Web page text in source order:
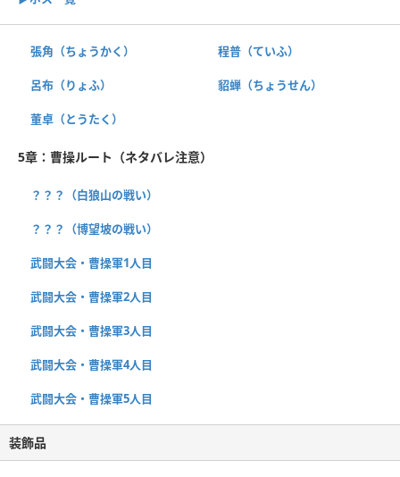
張角（ちょうかく） 程普（ていふ）
呂布（りょふ） 貂蝉（ちょうせん）
董卓（とうたく）
5章：曹操ルート（ネタバレ注意）
？？？（白狼山の戦い）
？？？（博望坡の戦い）
武闘大会・曹操軍1人目
武闘大会・曹操軍2人目
武闘大会・曹操軍3人目
武闘大会・曹操軍4人目
武闘大会・曹操軍5人目
装飾品